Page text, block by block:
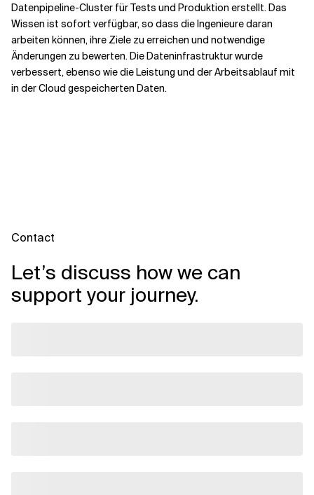
Datenpipeline-Cluster für Tests und Produktion erstellt. Das
Wissen ist sofort verfügbar, so dass die Ingenieure daran
arbeiten können, ihre Ziele zu erreichen und notwendige
Änderungen zu bewerten. Die Dateninfrastruktur wurde
verbessert, ebenso wie die Leistung und der Arbeitsablauf mit
in der Cloud gespeicherten Daten.
Contact
Let’s discuss how we can
support your journey.